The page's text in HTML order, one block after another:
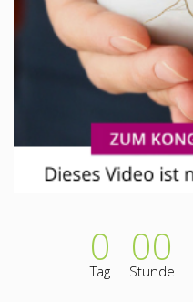
0
Tag 00
Stunde